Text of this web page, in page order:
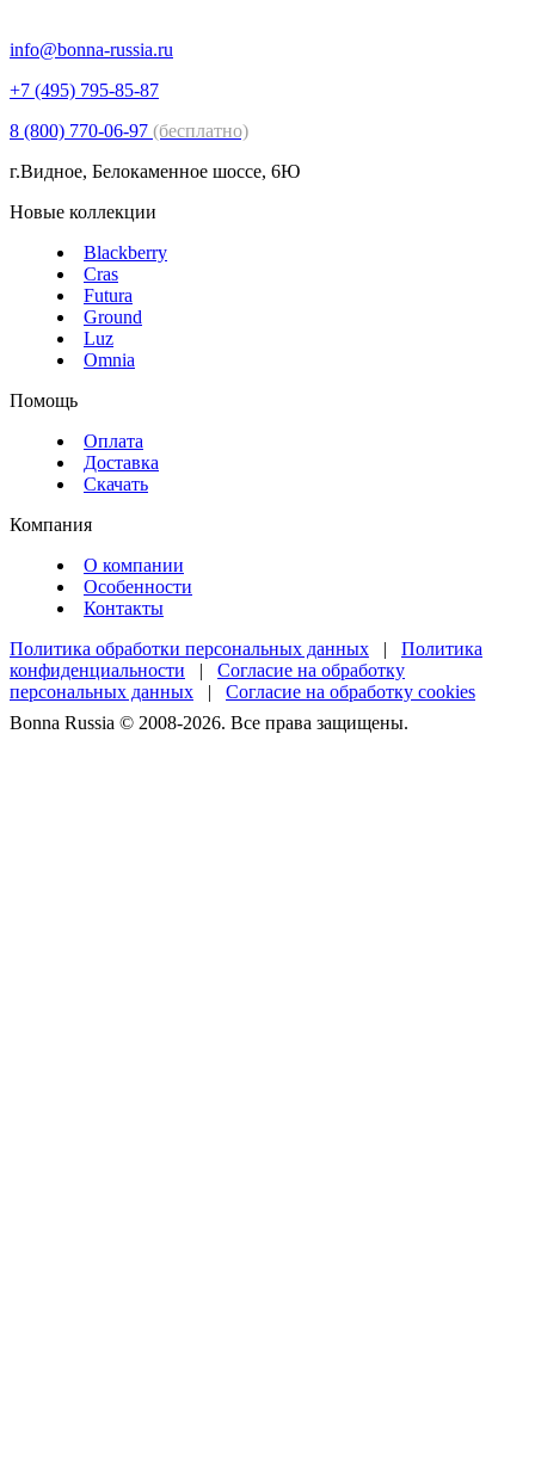
info@bonna-russia.ru
+7 (495) 795-85-87
8 (800) 770-06-97 (бесплатно)
г.Видное, Белокаменное шоссе, 6Ю
Новые коллекции
Blackberry
Cras
Futura
Ground
Luz
Omnia
Помощь
Оплата
Доставка
Скачать
Компания
О компании
Особенности
Контакты
Политика обработки персональных данных | Политика
конфиденциальности | Согласие на обработку
персональных данных | Согласие на обработку cookies
Bonna Russia © 2008-2026. Все права защищены.